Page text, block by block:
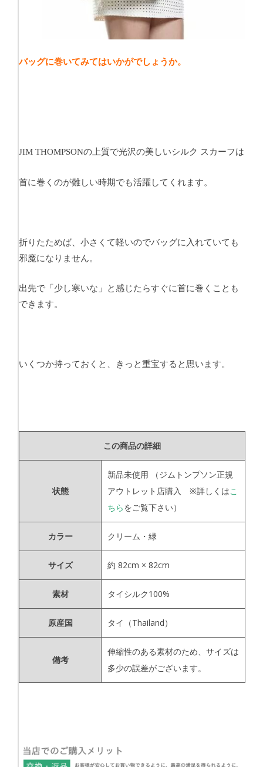
バッグに巻いてみてはいかがでしょうか。
JIM THOMPSONの上質で光沢の美しいシルク スカーフは
首に巻くのが難しい時期でも活躍してくれます。
折りたためば、小さくて軽いのでバッグに入れていても
邪魔になりません。
出先で「少し寒いな」と感じたらすぐに首に巻くことも
できます。
いくつか持っておくと、きっと重宝すると思います。
この商品の詳細
状態
新品未使用
（ジムトンプソン正規
アウトレット店購入 ※詳しくはこ
ちらをご覧下さい）
カラー クリーム・緑
サイズ 約 82cm × 82cm
素材 タイシルク100%
原産国 タイ（Thailand）
備考
伸縮性のある素材のため、サイズは
多少の誤差がございます。